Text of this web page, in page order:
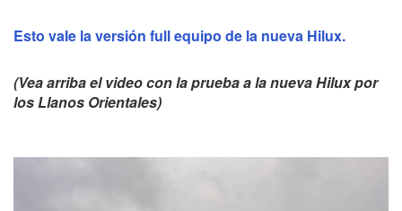
Esto vale la versión full equipo de la nueva Hilux.
(Vea arriba el video con la prueba a la nueva Hilux por
los Llanos Orientales)